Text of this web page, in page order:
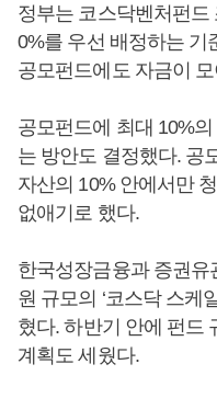
정부는 코스닥벤처펀드
0%를 우선 배정하는 기
공모펀드에도 자금이
공모펀드에 최대 10%
는 방안도 결정했다. 공
자산의 10% 안에서만
없애기로 했다.
한국성장금융과 증권
원 규모의 ‘코스닥 스케
혔다. 하반기 안에 펀드
계획도 세웠다.